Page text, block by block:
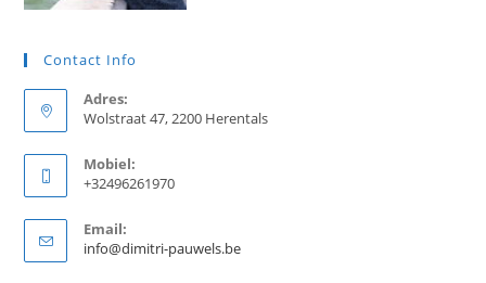
Contact Info
Adres:
Wolstraat 47, 2200 Herentals
Mobiel:
+32496261970
Email:
info@dimitri-pauwels.beOpent